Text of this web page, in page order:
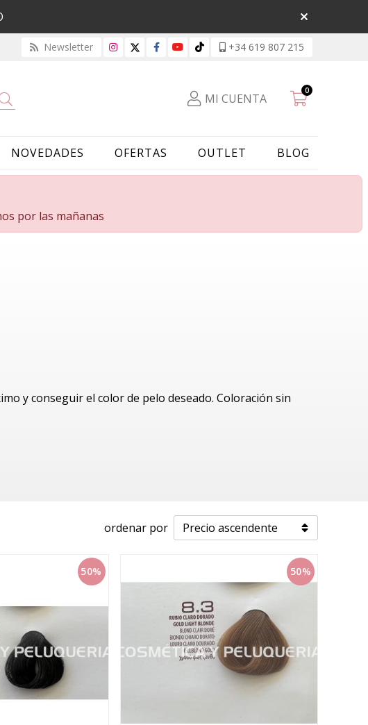
Newsletter +34 619 807 215
MI CUENTA
0
NOVEDADES OFERTAS OUTLET BLOG
por las mañanas
y conseguir el color de pelo deseado. Coloración sin
ordenar por
50% 50%